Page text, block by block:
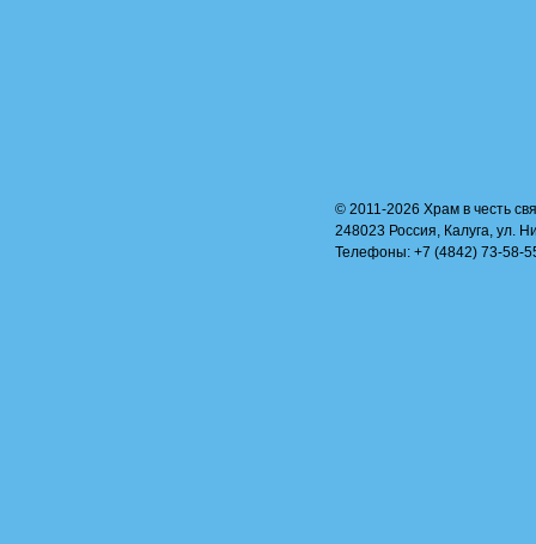
© 2011-2026 Храм в честь
248023 Россия, Калуга, ул.
Телефоны: +7 (4842) 73-58-